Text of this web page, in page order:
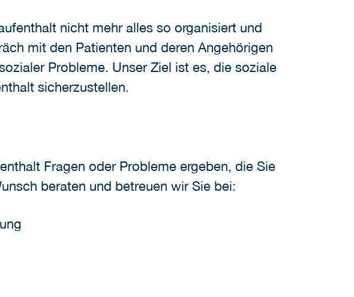
nicht mehr alles so organisiert und
mit den Patienten und deren Angehörigen
Probleme. Unser Ziel ist es, die soziale
sicherzustellen.
Fragen oder Probleme ergeben, die Sie
beraten und betreuen wir Sie bei: